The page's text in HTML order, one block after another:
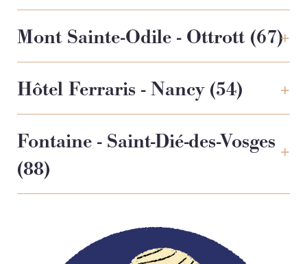
Mont Sainte-Odile - Ottrott (67)
Hôtel Ferraris - Nancy (54)
Fontaine - Saint-Dié-des-Vosges
(88)